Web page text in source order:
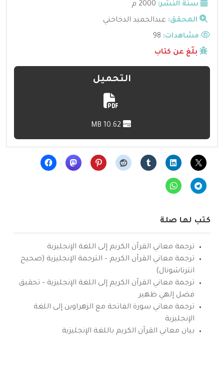
سنة النشر: 2000 م
المحقق: عبدالحميد الدخاخني
مشاهدات:
بلّغ عن كتاب
التحميل
كتب لها صلة
ترجمة معاني القرآن الكريم إلى اللغة الإنجليزية
ترجمة معاني القرآن الكريم – الترجمة الإنجليزية (صحيح
انترناشونال)
ترجمة معاني القرآن الكريم إلى اللغة الإنجليزية – تحقيق
فضل إلهي ظهير
ترجمة معاني سورة الفاتحة مع الزهراوين إلى اللغة
الإنجليزية
بيان معاني القرآن الكريم باللغة الإنجليزية